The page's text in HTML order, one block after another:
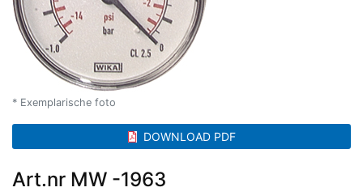
* Exemplarische foto
DOWNLOAD PDF
Art.nr MW -1963